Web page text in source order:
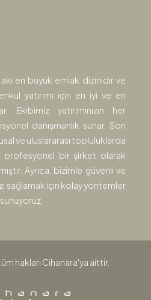
en büyük emlak dizinidir ve
yatırımı için en iyi ve en
Ekibimiz yatırımınızın her
danışmanlık sunar. Son
ve uluslararası topluluklarda
bir şirket olarak
Ayrıca, bizimle güvenli ve
sağlamak için kolay yöntemler
hakları Cihanara'ya aittir.